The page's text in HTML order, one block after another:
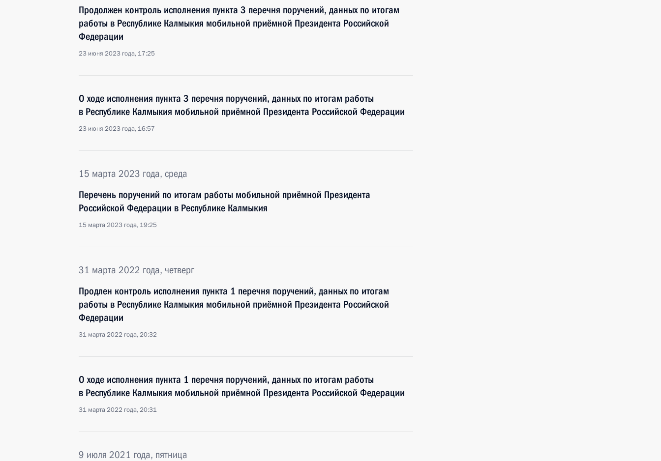
Продолжен контроль исполнения пункта 3 перечня поручений, данных по итогам
работы в Республике Калмыкия мобильной приёмной Президента Российской
Федерации
23 июня 2023 года, 17:25
О ходе исполнения пункта 3 перечня поручений, данных по итогам работы
в Республике Калмыкия мобильной приёмной Президента Российской Федерации
23 июня 2023 года, 16:57
15 марта 2023 года, среда
Перечень поручений по итогам работы мобильной приёмной Президента
Российской Федерации в Республике Калмыкия
15 марта 2023 года, 19:25
31 марта 2022 года, четверг
Продлен контроль исполнения пункта 1 перечня поручений, данных по итогам
работы в Республике Калмыкия мобильной приёмной Президента Российской
Федерации
31 марта 2022 года, 20:32
О ходе исполнения пункта 1 перечня поручений, данных по итогам работы
в Республике Калмыкия мобильной приёмной Президента Российской Федерации
31 марта 2022 года, 20:31
9 июля 2021 года, пятница